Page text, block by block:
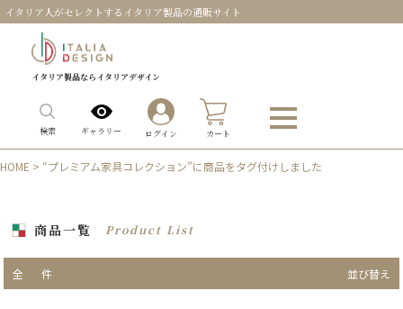
イタリア人がセレクトするイタリア製品の通販サイト
イタリア製品ならイタリアデザイン
検索 ギャラリー ログイン カート
HOME > “プレミアム家具コレクション”に商品をタグ付けしました
商品一覧 Product List
全 件 並び替え